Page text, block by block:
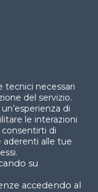
tecnici necessari
del servizio.
di
le interazioni
di
alle tue
su
accedendo al